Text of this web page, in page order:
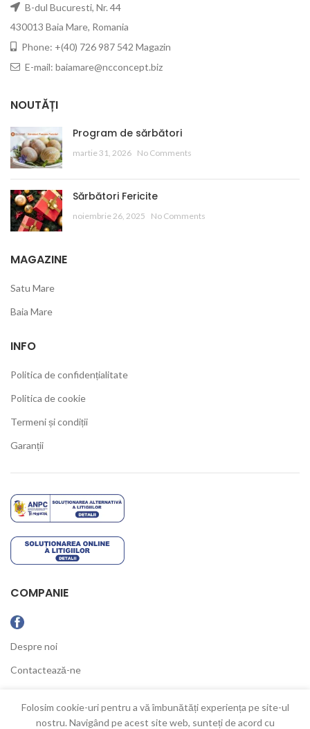
B-dul Bucuresti, Nr. 44
430013 Baia Mare, Romania
Phone: +(40) 726 987 542 Magazin
E-mail: baiamare@ncconcept.biz
NOUTĂȚI
Program de sărbători
martie 31, 2026 No Comments
Sărbători Fericite
noiembrie 26, 2025 No Comments
MAGAZINE
Satu Mare
Baia Mare
INFO
Politica de confidențialitate
Politica de cookie
Termeni și condiții
Garanții
COMPANIE
Despre noi
Contactează-ne
Folosim cookie-uri pentru a vă îmbunătăți experiența pe site-ul
nostru. Navigând pe acest site web, sunteți de acord cu